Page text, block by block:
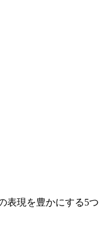
表現を豊かにする5つ